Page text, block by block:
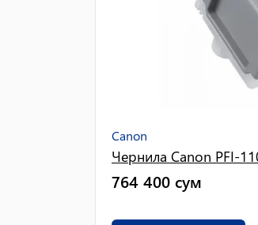
Canon
Чернила Canon PFI-
764 400 сум